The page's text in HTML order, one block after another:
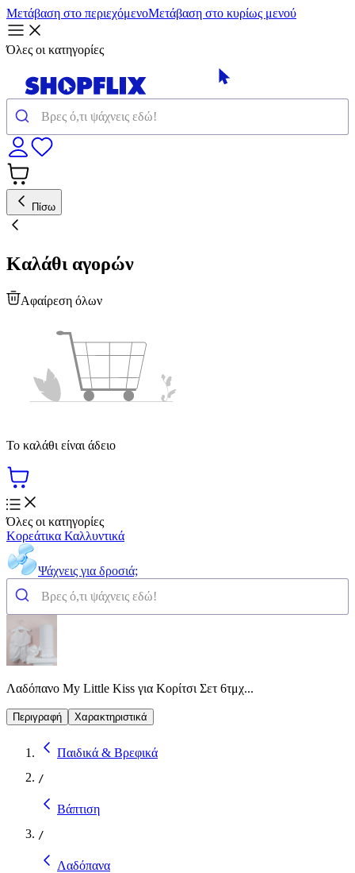
Μετάβαση στο περιεχόμενοΜετάβαση στο κυρίως μενού
Όλες οι κατηγορίες
Πίσω
Καλάθι αγορών
Αφαίρεση όλων
Το καλάθι είναι άδειο
Όλες οι κατηγορίες
Κορεάτικα Καλλυντικά
Ψάχνεις για δροσιά;
Λαδόπανο My Little Kiss για Κορίτσι Σετ 6τμχ...
Περιγραφή Χαρακτηριστικά
Παιδικά & Βρεφικά
/
Βάπτιση
/
Λαδόπανα